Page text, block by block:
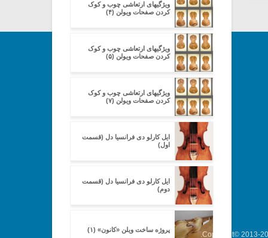
ویژگیهای ارتعاشی چوب و کوک
کردن صفحات ویولن (۴)
ویژگیهای ارتعاشی چوب و کوک
کردن صفحات ویولن (۵)
ویژگیهای ارتعاشی چوب و کوک
کردن صفحات ویولن (۷)
ایل کارلو دی فرانسیا دل (قسمت
اول)
ایل کارلو دی فرانسیا دل (قسمت
دوم)
پروژه ساخت ویلن «کانون» (۱)
Copyright© 2013-